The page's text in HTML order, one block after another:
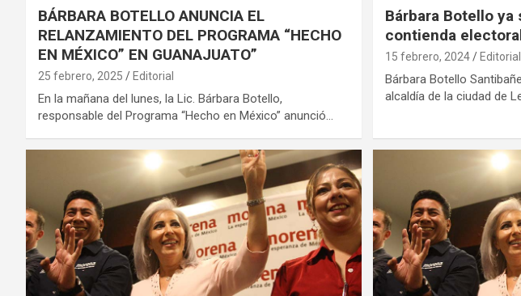
BÁRBARA BOTELLO ANUNCIA EL
RELANZAMIENTO DEL PROGRAMA “HECHO
EN MÉXICO” EN GUANAJUATO”
25 febrero, 2025 Editorial
En la mañana del lunes, la Lic. Bárbara Botello,
responsable del Programa “Hecho en México” anunció…
Bárbara Botello ya
contienda
15 febrero, 2024 Editorial
Bárbara Botello
alcaldía de la ciudad de